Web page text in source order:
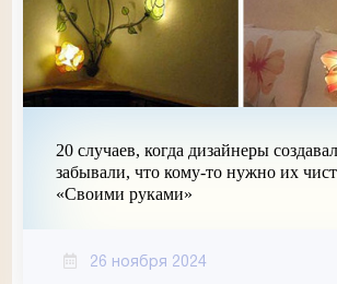
20 случаев, когда дизайнеры
забывали, что кому-то нужно их
«Своими руками»
26 ноября 2024